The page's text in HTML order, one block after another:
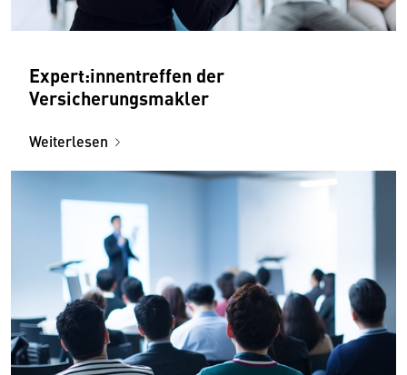
Expert:innentreffen der
Versicherungsmakler
Weiterlesen